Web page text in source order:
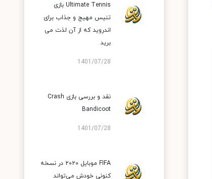
Ultimate Tennis بازی
تنیس مهیج و جذاب برای
اندروید که از آن لذت می
برید
1401/07/28
نقد و بررسی بازی Crash
Bandicoot
1401/07/28
FIFA موبایل ۲۰۲۰ در نسخه
کنونی خودش می‌تواند